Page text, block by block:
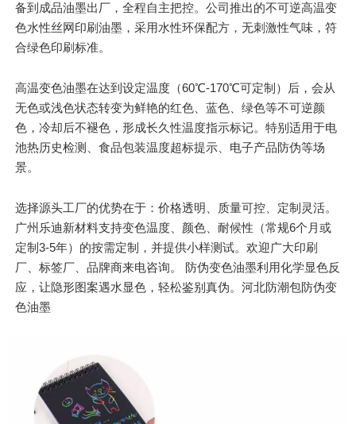
备到成品油墨出厂，全程自主把控。公司推出的不可逆高温变
色水性丝网印刷油墨，采用水性环保配方，无刺激性气味，符
合绿色印刷标准。
高温变色油墨在达到设定温度（60℃-170℃可定制）后，会从
无色或浅色状态转变为鲜艳的红色、蓝色、绿色等不可逆颜
色，冷却后不褪色，形成长久性温度指示标记。特别适用于电
池热历史检测、食品包装温度超标提示、电子产品防伪等场
景。
选择源头工厂的优势在于：价格透明、质量可控、定制灵活。
广州乐迪新材料支持变色温度、颜色、耐候性（常规6个月或
定制3-5年）的按需定制，并提供小样测试。欢迎广大印刷
厂、标签厂、品牌商来电咨询。 防伪变色油墨利用化学显色反
应，让隐形图案遇水显色，轻松鉴别真伪。河北防潮包防伪变
色油墨